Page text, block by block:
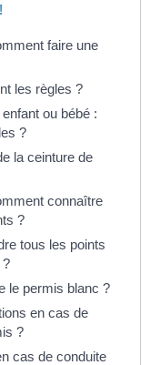
faire une
les règles ?
ou bébé :
?
la ceinture de
connaître
?
tous les points
?
le permis blanc ?
en cas de
?
cas de conduite